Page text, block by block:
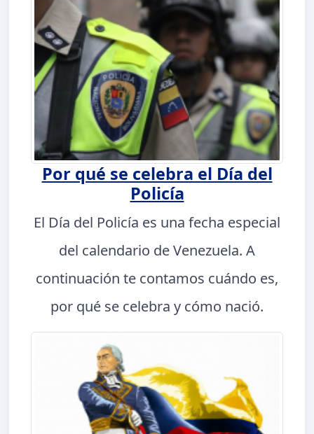
Por qué se celebra el Día del
Policía
El Día del Policía es una fecha especial
del calendario de Venezuela. A
continuación te contamos cuándo es,
por qué se celebra y cómo nació.